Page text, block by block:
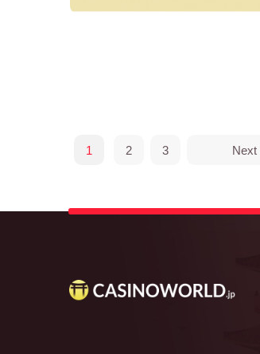
1 2 3 Next